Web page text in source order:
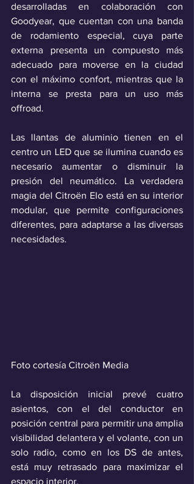
desarrolladas en colaboración con
Goodyear, que cuentan con una banda
de rodamiento especial, cuya parte
externa presenta un compuesto más
adecuado para moverse en la ciudad
con el máximo confort, mientras que la
interna se presta para un uso más
offroad.
Las llantas de aluminio tienen en el
centro un LED que se ilumina cuando es
necesario aumentar o disminuir la
presión del neumático. La verdadera
magia del Citroën Elo está en su interior
modular, que permite configuraciones
diferentes, para adaptarse a las diversas
necesidades.
Foto cortesía Citroën Media
La disposición inicial prevé cuatro
asientos, con el del conductor en
posición central para permitir una amplia
visibilidad delantera y el volante, con un
solo radio, como en los DS de antes,
está muy retrasado para maximizar el
espacio interior.